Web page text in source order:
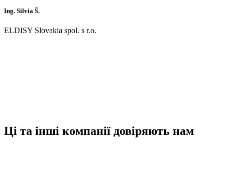
Ing. Silvia Š.
ELDISY Slovakia spol. s r.o.
Ці та інші компанії довіряють нам